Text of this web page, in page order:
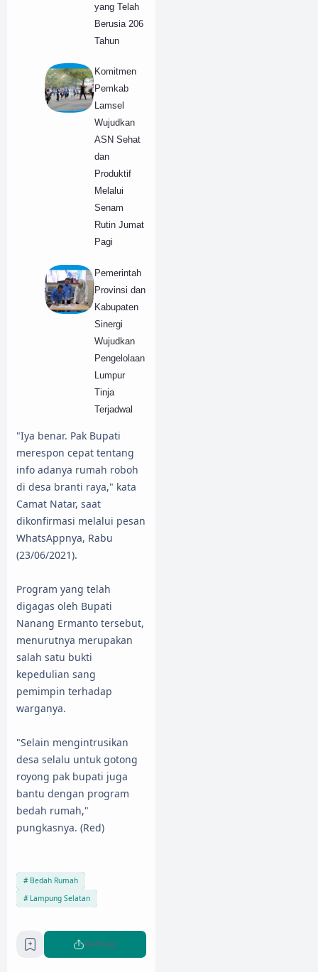
yang Telah
Berusia 206
Tahun
Komitmen
Pemkab
Lamsel
Wujudkan
ASN Sehat
dan
Produktif
Melalui
Senam
Rutin Jumat
Pagi
Pemerintah
Provinsi dan
Kabupaten
Sinergi
Wujudkan
Pengelolaan
Lumpur
Tinja
Terjadwal
"Iya benar. Pak Bupati
merespon cepat tentang
info adanya rumah roboh
di desa branti raya," kata
Camat Natar, saat
dikonfirmasi melalui pesan
WhatsAppnya, Rabu
(23/06/2021).
Program yang telah
digagas oleh Bupati
Nanang Ermanto tersebut,
menurutnya merupakan
salah satu bukti
kepedulian sang
pemimpin terhadap
warganya.
"Selain mengintrusikan
desa selalu untuk gotong
royong pak bupati juga
bantu dengan program
bedah rumah,"
pungkasnya. (Red)
Bedah Rumah
Lampung Selatan
Berbagi